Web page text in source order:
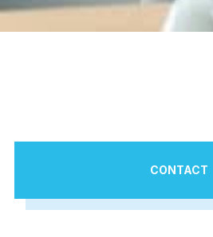
CONTACT